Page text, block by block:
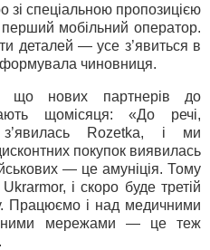
спеціальною пропозицією
перший мобільний оператор.
деталей — усе з’явиться в
чиновниця.
що нових партнерів до
щомісяця: «До речі,
Rozetka, і ми
покупок виявилась
— це амуніція. Тому
і скоро буде третій
Працюємо і над медичними
мережами — це теж